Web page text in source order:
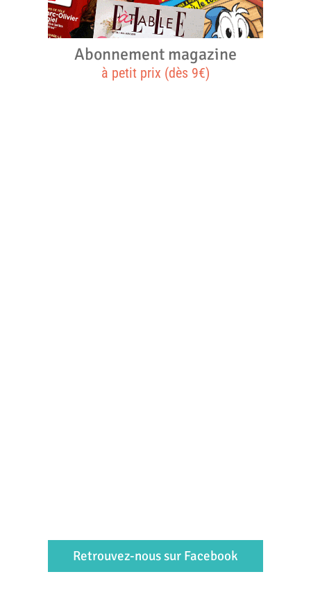
Abonnement magazine
à petit prix (dès 9€)
Retrouvez-nous sur Facebook